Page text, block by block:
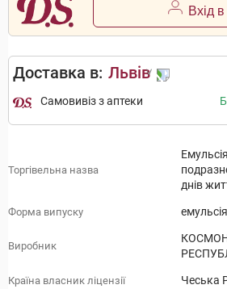
Вхід в
Доставка в: Львів
Самовивіз з аптеки
Торгівельна назва
днів
Форма випуску емульсія
Виробник
Країна власник ліцензії Чеська